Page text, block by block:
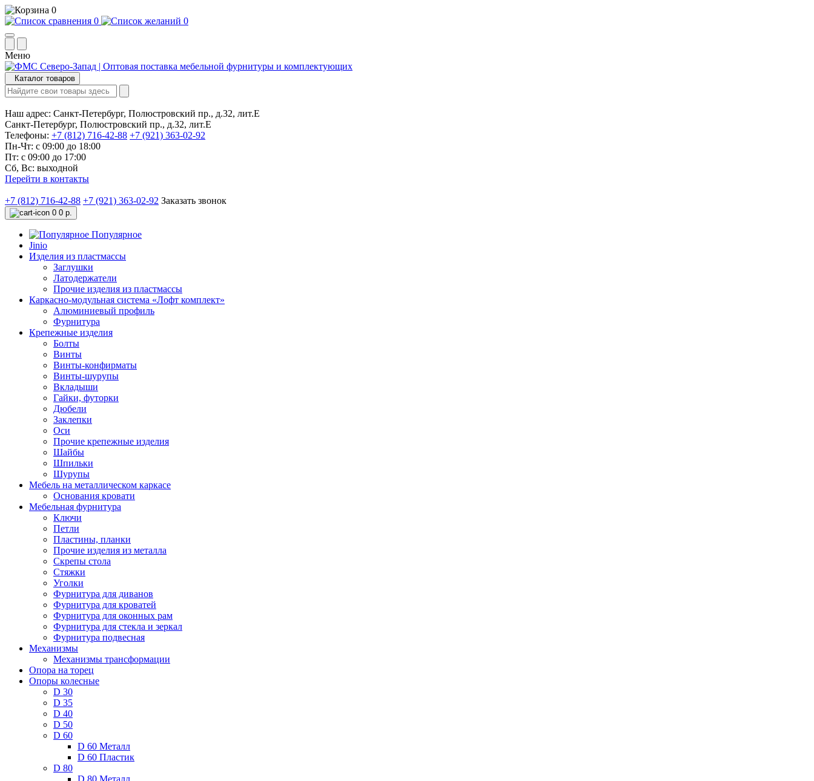
0
0
0
Меню
Каталог товаров
Наш адрес: Санкт-Петербург, Полюстровский пр., д.32, лит.Е
Санкт-Петербург, Полюстровский пр., д.32, лит.Е
Телефоны: +7 (812) 716-42-88 +7 (921) 363-02-92
Пн-Чт: с 09:00 до 18:00
Пт: с 09:00 до 17:00
Сб, Вс: выходной
Перейти в контакты
+7 (812) 716-42-88 +7 (921) 363-02-92 Заказать звонок
0 0 р.
Популярное
Jinio
Изделия из пластмассы
Заглушки
Латодержатели
Прочие изделия из пластмассы
Каркасно-модульная система «Лофт комплект»
Алюминиевый профиль
Фурнитура
Крепежные изделия
Болты
Винты
Винты-конфирматы
Винты-шурупы
Вкладыши
Гайки, футорки
Дюбели
Заклепки
Оси
Прочие крепежные изделия
Шайбы
Шпильки
Шурупы
Мебель на металлическом каркасе
Основания кровати
Мебельная фурнитура
Ключи
Петли
Пластины, планки
Прочие изделия из металла
Скрепы стола
Стяжки
Уголки
Фурнитура для диванов
Фурнитура для кроватей
Фурнитура для оконных рам
Фурнитура для стекла и зеркал
Фурнитура подвесная
Механизмы
Механизмы трансформации
Опора на торец
Опоры колесные
D 30
D 35
D 40
D 50
D 60
D 60 Металл
D 60 Пластик
D 80
D 80 Металл